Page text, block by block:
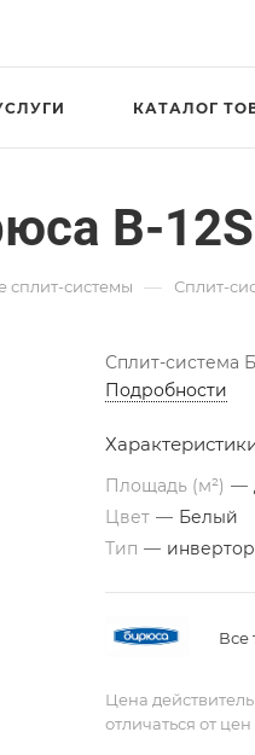
КАТАЛОГ
B-
сплит-системы — Сплит-
Сплит-система
Подробности
Площадь (м²) —
Цвет — Белый
Тип — инвертор
Все
Цена
отличаться от